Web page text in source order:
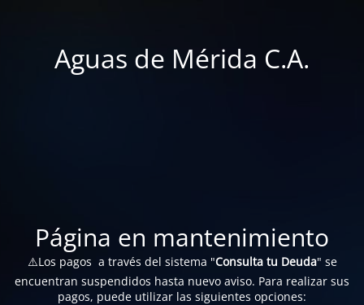
Aguas de Mérida C.A.
Página en mantenimiento
⚠️Los pagos a través del sistema "Consulta tu Deuda" se
encuentran suspendidos hasta nuevo aviso. Para realizar sus
pagos, puede utilizar las siguientes opciones: